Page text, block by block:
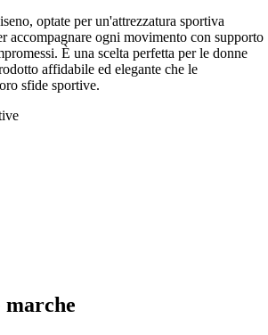
optate per un'attrezzatura sportiva
accompagnare ogni movimento con supporto
È una scelta perfetta per le donne
affidabile ed elegante che le
sfide sportive.
marche